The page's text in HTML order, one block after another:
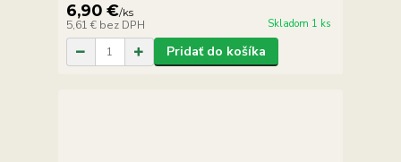
6,90 €/ks
5,61 € bez DPH Skladom 1 ks
Pridať do košíka